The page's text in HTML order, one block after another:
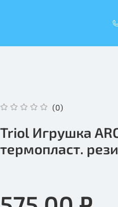
(0)
Triol Игрушка
термопласт.